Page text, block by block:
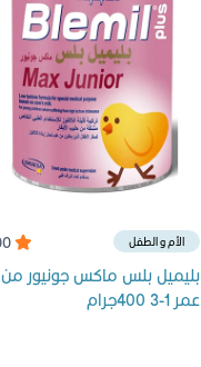
الأم و الطفل
بليميل بلس ماكس جونيور من
عمر 1-3 400جرام